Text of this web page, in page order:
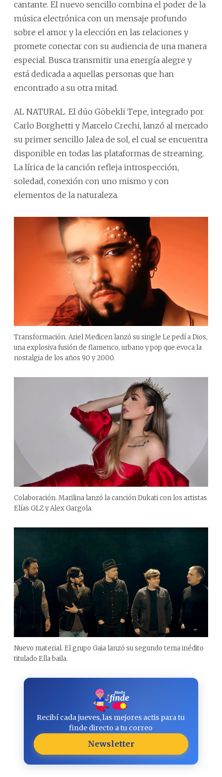
cantante. El nuevo sencillo combina el poder de la
música electrónica con un mensaje profundo
sobre el amor y la elección en las relaciones y
promete conectar con su audiencia de una manera
especial. Busca transmitir una energía alegre y
está dedicada a aquellas personas que han
encontrado a su otra mitad.
AL NATURAL. El dúo Göbekli Tepe, integrado por
Carlo Borghetti y Marcelo Crechi, lanzó al mercado
su primer sencillo Jalea de sol, el cual se encuentra
disponible en todas las plataformas de streaming.
La lírica de la canción refleja introspección,
soledad, conexión con uno mismo y con
elementos de la naturaleza.
Transformación. Ariel Medicen lanzó su single Le pedí a Dios,
una explosiva fusión de flamenco, urbano y pop que evoca la
nostalgia de los años 90 y 2000.
Colaboración. Marilina lanzó la canción Dukati con los artistas
Elías GLZ y Alex Gargola.
Nuevo material. El grupo Gaia lanzó su segundo tema inédito
titulado Ella baila.
Recibí cada jueves, las mejores actis para tu
finde directo a tu correo
Newsletter